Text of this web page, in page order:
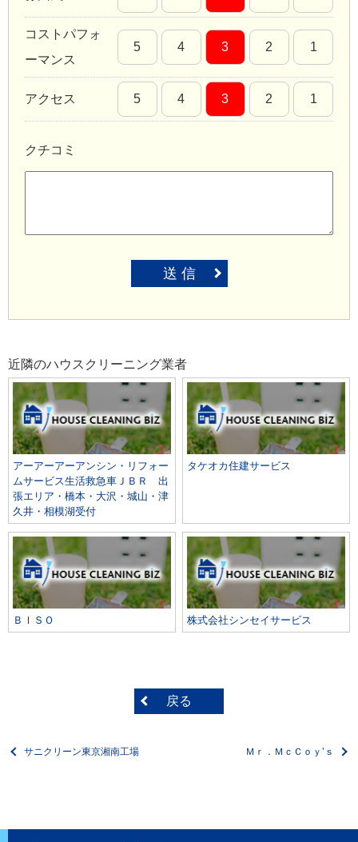
コストパフォ
ーマンス
5 4 3 2 1
アクセス 5 4 3 2 1
クチコミ
送 信
近隣のハウスクリーニング業者
アーアーアーアンシン・リフォー
ムサービス生活救急車ＪＢＲ 出
張エリア・橋本・大沢・城山・津
久井・相模湖受付
タケオカ住建サービス
ＢＩＳＯ 株式会社シンセイサービス
戻る
サニクリーン東京湘南工場 Ｍｒ．ＭｃＣｏｙ’ｓ